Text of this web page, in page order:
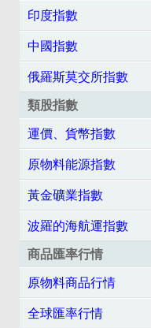
印度指數
中國指數
俄羅斯莫交所指數
類股指數
運價、貨幣指數
原物料能源指數
黃金礦業指數
波羅的海航運指數
商品匯率行情
原物料商品行情
全球匯率行情